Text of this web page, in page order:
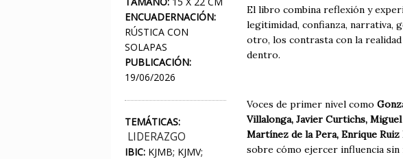
ENCUADERNACIÓN:
RÚSTICA CON
SOLAPAS
PUBLICACIÓN:
19/06/2026
TEMÁTICAS:
LIDERAZGO
IBIC: KJMB; KJMV;
El libro combina reflexión y
legitimidad, confianza, narrativa,
otro, los contrasta con la
dentro.
Voces de primer nivel como
Villalonga, Javier Curtichs,
Martínez de la Pera, Enrique Ruiz
sobre cómo ejercer influencia